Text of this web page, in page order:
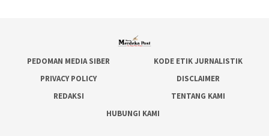
PEDOMAN MEDIA SIBER
KODE ETIK JURNALISTIK
PRIVACY POLICY
DISCLAIMER
REDAKSI
TENTANG KAMI
HUBUNGI KAMI